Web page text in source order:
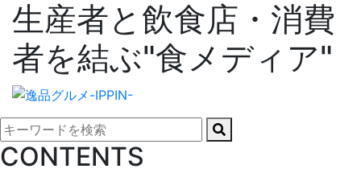
生産者と飲食店・消費
者を結ぶ"食メディア"
CONTENTS